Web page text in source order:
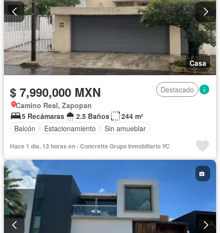
Casa
$ 7,990,000 MXN
Destacado
Camino Real, Zapopan
5 Recámaras
2.5 Baños
244 m²
Balcón
Estacionamiento Sin amueblar
Hace 1 día, 13 horas en - Concretta Grupo Inmobiliario YC